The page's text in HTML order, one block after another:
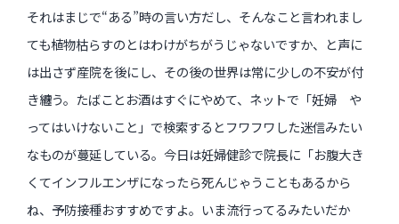
それはまじで“ある”時の言い方だし、そんなこと言われまし
ても植物枯らすのとはわけがちがうじゃないですか、と声に
は出さず産院を後にし、その後の世界は常に少しの不安が付
き纏う。たばことお酒はすぐにやめて、ネットで「妊婦 や
ってはいけないこと」で検索するとフワフワした迷信みたい
なものが蔓延している。今日は妊婦健診で院長に「お腹大き
くてインフルエンザになったら死んじゃうこともあるから
ね、予防接種おすすめですよ。いま流行ってるみたいだか